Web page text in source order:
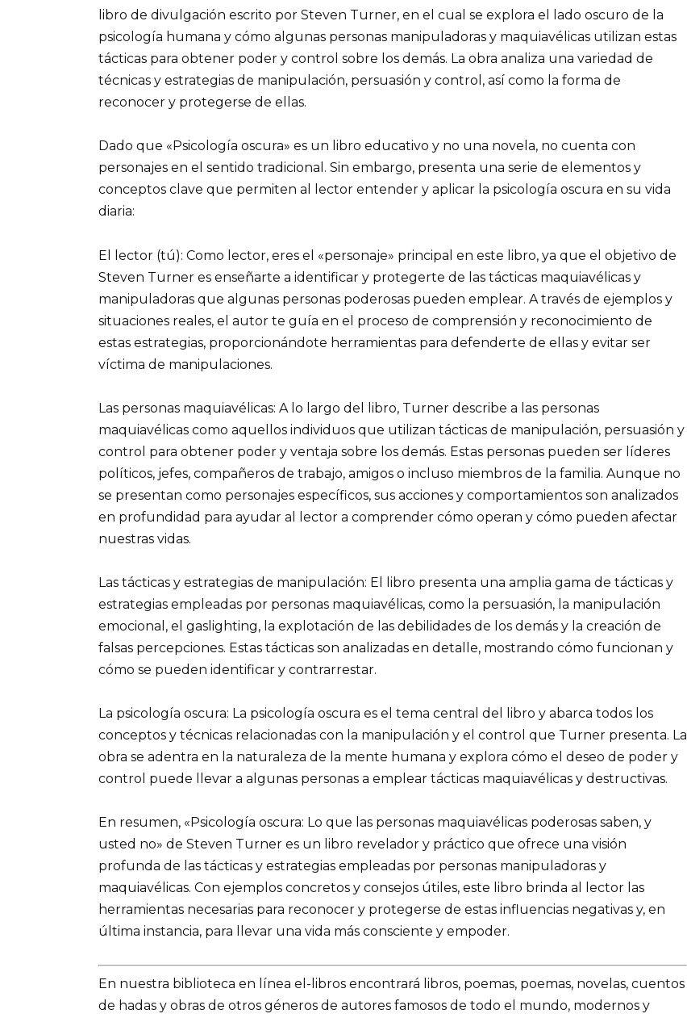
libro de divulgación escrito por Steven Turner, en el cual se explora el lado oscuro de la
psicología humana y cómo algunas personas manipuladoras y maquiavélicas utilizan estas
tácticas para obtener poder y control sobre los demás. La obra analiza una variedad de
técnicas y estrategias de manipulación, persuasión y control, así como la forma de
reconocer y protegerse de ellas.
Dado que «Psicología oscura» es un libro educativo y no una novela, no cuenta con
personajes en el sentido tradicional. Sin embargo, presenta una serie de elementos y
conceptos clave que permiten al lector entender y aplicar la psicología oscura en su vida
diaria:
El lector (tú): Como lector, eres el «personaje» principal en este libro, ya que el objetivo de
Steven Turner es enseñarte a identificar y protegerte de las tácticas maquiavélicas y
manipuladoras que algunas personas poderosas pueden emplear. A través de ejemplos y
situaciones reales, el autor te guía en el proceso de comprensión y reconocimiento de
estas estrategias, proporcionándote herramientas para defenderte de ellas y evitar ser
víctima de manipulaciones.
Las personas maquiavélicas: A lo largo del libro, Turner describe a las personas
maquiavélicas como aquellos individuos que utilizan tácticas de manipulación, persuasión y
control para obtener poder y ventaja sobre los demás. Estas personas pueden ser líderes
políticos, jefes, compañeros de trabajo, amigos o incluso miembros de la familia. Aunque no
se presentan como personajes específicos, sus acciones y comportamientos son analizados
en profundidad para ayudar al lector a comprender cómo operan y cómo pueden afectar
nuestras vidas.
Las tácticas y estrategias de manipulación: El libro presenta una amplia gama de tácticas y
estrategias empleadas por personas maquiavélicas, como la persuasión, la manipulación
emocional, el gaslighting, la explotación de las debilidades de los demás y la creación de
falsas percepciones. Estas tácticas son analizadas en detalle, mostrando cómo funcionan y
cómo se pueden identificar y contrarrestar.
La psicología oscura: La psicología oscura es el tema central del libro y abarca todos los
conceptos y técnicas relacionadas con la manipulación y el control que Turner presenta. La
obra se adentra en la naturaleza de la mente humana y explora cómo el deseo de poder y
control puede llevar a algunas personas a emplear tácticas maquiavélicas y destructivas.
En resumen, «Psicología oscura: Lo que las personas maquiavélicas poderosas saben, y
usted no» de Steven Turner es un libro revelador y práctico que ofrece una visión
profunda de las tácticas y estrategias empleadas por personas manipuladoras y
maquiavélicas. Con ejemplos concretos y consejos útiles, este libro brinda al lector las
herramientas necesarias para reconocer y protegerse de estas influencias negativas y, en
última instancia, para llevar una vida más consciente y empoder.
En nuestra biblioteca en línea el-libros encontrará libros, poemas, poemas, novelas, cuentos
de hadas y obras de otros géneros de autores famosos de todo el mundo, modernos y